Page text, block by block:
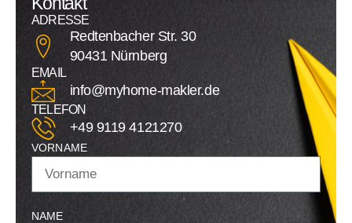
ADRESSE
Redtenbacher Str. 30
90431 Nürnberg
EMAIL
info@myhome-makler.de
TELEFON
+49 9119 4121270
VORNAME
NAME